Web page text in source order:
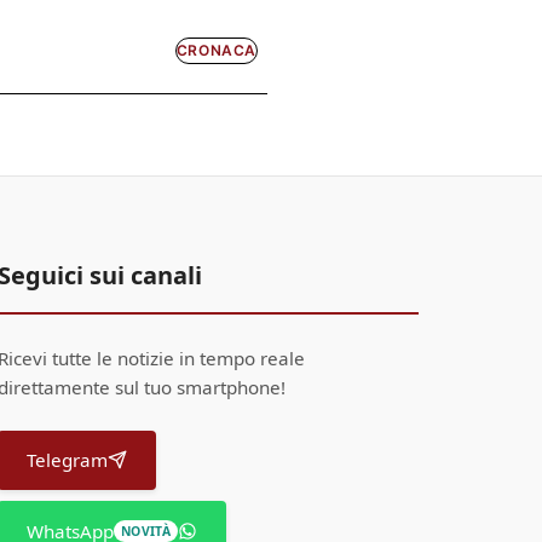
CRONACA
Seguici sui canali
Ricevi tutte le notizie in tempo reale
direttamente sul tuo smartphone!
Telegram
WhatsApp NOVITÀ